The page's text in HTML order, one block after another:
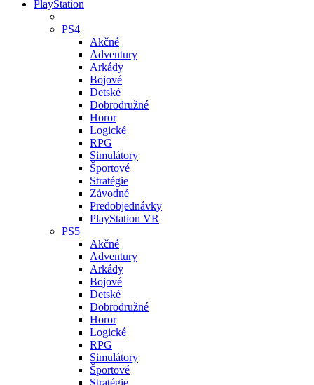
PlayStation
PS4
Akčné
Adventury
Arkády
Bojové
Detské
Dobrodružné
Horor
Logické
RPG
Simulátory
Športové
Stratégie
Závodné
Predobjednávky
PlayStation VR
PS5
Akčné
Adventury
Arkády
Bojové
Detské
Dobrodružné
Horor
Logické
RPG
Simulátory
Športové